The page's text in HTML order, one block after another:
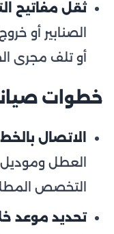
ثقل مفاتيح
الصنابير أو
أو تلف مجرى
خطوات
الاتصال بالخط
العطل وموديل
التخصص
تحديد موعد خلال 24